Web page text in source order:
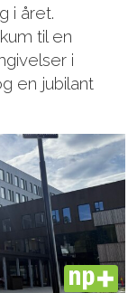
i året.
til en
i
en jubilant
PLUS